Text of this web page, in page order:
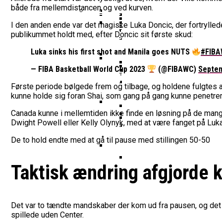
Her Er Den Georgiske
Bakken Bears Åbner
Dansk Tenerife-Talent
Noah Nørgaard Og
Dansk Tenerife-
Bakken Bears
Mere Europæisk
ALBA Berlin Siger
Danske Tobias
Wembanyamas EM-
Danmarks Kvindelandshold
VM’s All Star-Hold
Tyskland Er
Canada Vinder VM-
Morten Stig Jensen
To Tidligere
Breaking: Team USA
Basketball-OL 2024:
Medie: Lebron James
Ekstra Bladet Har Købt
BørneBasketFonden
Fra Drøm Til Virkelighed:
Medlemstal I Dansk Basket
Klumme
Morten Stig
både fra mellemdistancen og ved kurven.
I den anden ende var det magiske Luka Doncic, der
publikummet holdt med, efter Doncic sit første skud:
Luka sinks his first shot and Manila goes NUTS
— FIBA Basketball World Cup 2023
(@FIBAWC)
Første periode bølgede frem og tilbage, og holdene fulgtes
kunne holde sig foran Shai, som gang på gang kunne
Canada kunne i mellemtiden ikke finde en løsning på de
Dwight Powell eller Kelly Olynyk, med at være fanget på
De to hold endte med at gå til pause med stillingen 50-50
Taktisk ændring afgjorde
Det var to tændte mandskaber der kom ud fra pausen, og
spillede uden Center.